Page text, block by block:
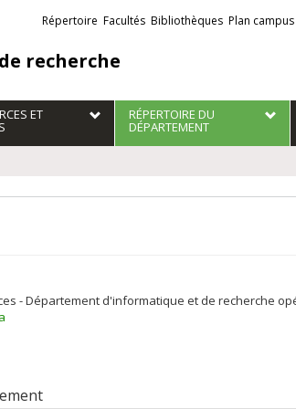
recherche
Liens
externes
Répertoire Facultés Bibliothèques Plan campus
ET RÉPERTOIRE DU
DÉPARTEMENT
- Département d'informatique et de recherche